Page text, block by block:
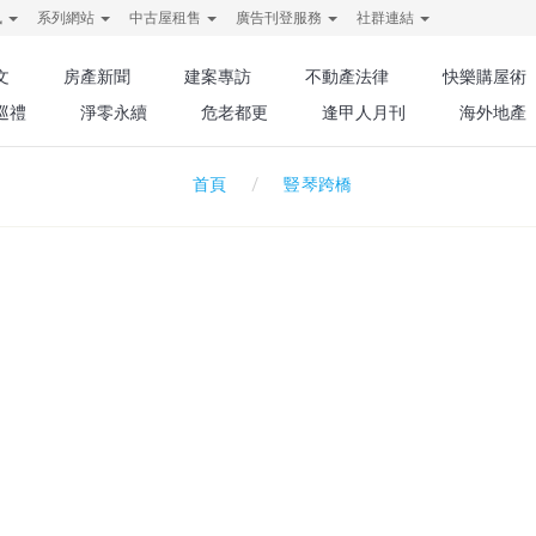
系列網站 中古屋租售 廣告刊登服務 社群連結
房產新聞 建案專訪 不動產法律 快樂購屋術
禮
淨零永續 危老都更 逢甲人月刊 海外地產
首頁 豎琴跨橋